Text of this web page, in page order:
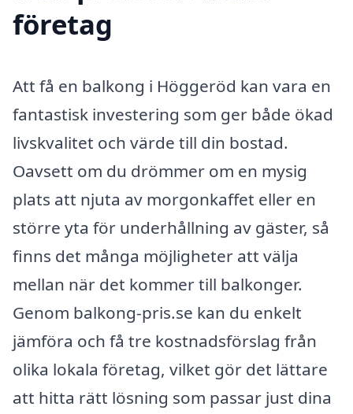
företag
Att få en balkong i Höggeröd kan vara en
fantastisk investering som ger både ökad
livskvalitet och värde till din bostad.
Oavsett om du drömmer om en mysig
plats att njuta av morgonkaffet eller en
större yta för underhållning av gäster, så
finns det många möjligheter att välja
mellan när det kommer till balkonger.
Genom balkong-pris.se kan du enkelt
jämföra och få tre kostnadsförslag från
olika lokala företag, vilket gör det lättare
att hitta rätt lösning som passar just dina